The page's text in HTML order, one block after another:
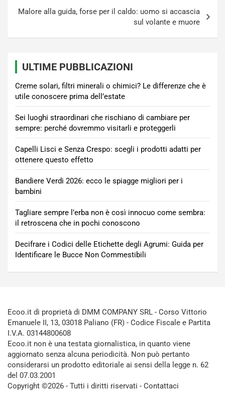
Malore alla guida, forse per il caldo: uomo si accascia
sul volante e muore
ULTIME PUBBLICAZIONI
Creme solari, filtri minerali o chimici? Le differenze che è
utile conoscere prima dell’estate
Sei luoghi straordinari che rischiano di cambiare per
sempre: perché dovremmo visitarli e proteggerli
Capelli Lisci e Senza Crespo: scegli i prodotti adatti per
ottenere questo effetto
Bandiere Verdi 2026: ecco le spiagge migliori per i
bambini
Tagliare sempre l’erba non è così innocuo come sembra:
il retroscena che in pochi conoscono
Decifrare i Codici delle Etichette degli Agrumi: Guida per
Identificare le Bucce Non Commestibili
Ecoo.it di proprietà di DMM COMPANY SRL - Corso Vittorio
Emanuele II, 13, 03018 Paliano (FR) - Codice Fiscale e Partita
I.V.A. 03144800608
Ecoo.it non è una testata giornalistica, in quanto viene
aggiornato senza alcuna periodicità. Non può pertanto
considerarsi un prodotto editoriale ai sensi della legge n. 62
del 07.03.2001
Copyright ©2026 - Tutti i diritti riservati - Contattaci